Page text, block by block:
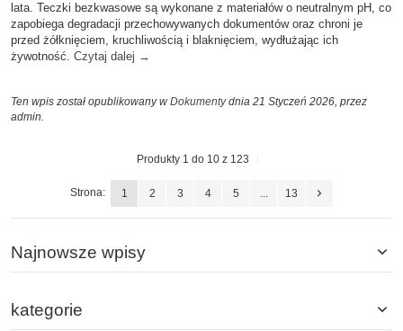
lata. Teczki bezkwasowe są wykonane z materiałów o neutralnym pH, co
zapobiega degradacji przechowywanych dokumentów oraz chroni je
przed żółknięciem, kruchliwością i blaknięciem, wydłużając ich
żywotność. Czytaj dalej →
Ten wpis został opublikowany w Dokumentydnia 21 Styczeń 2026, przez
admin.
Produkty 1 do 10 z 123
Strona: 1 2 3 4 5 ... 13
Najnowsze wpisy
kategorie